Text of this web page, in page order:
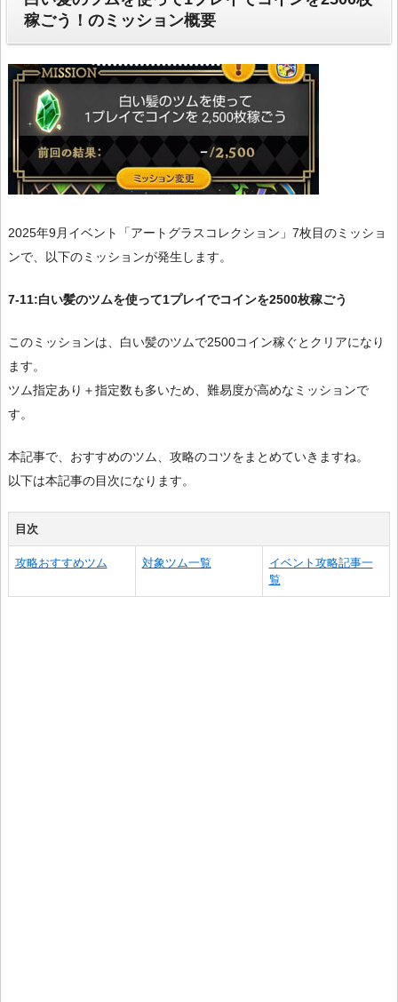
稼ごう！のミッション概要
2025年9月イベント「アートグラスコレクション」7枚目のミッショ
ンで、以下のミッションが発生します。
7-11:白い髪のツムを使って1プレイでコインを2500枚稼ごう
このミッションは、白い髪のツムで2500コイン稼ぐとクリアになり
ます。
ツム指定あり＋指定数も多いため、難易度が高めなミッションで
す。
本記事で、おすすめのツム、攻略のコツをまとめていきますね。
以下は本記事の目次になります。
目次
攻略おすすめツム 対象ツム一覧
イベント攻略記事一
覧